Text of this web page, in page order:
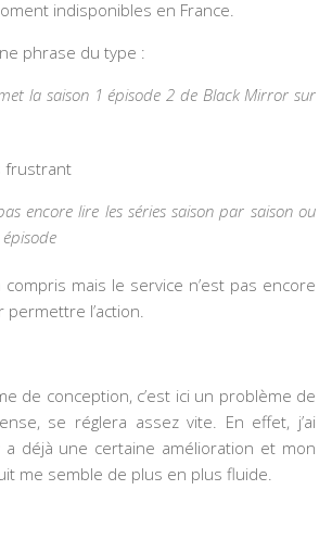
indisponibles en France.
phrase du type :
la saison 1 épisode 2 de Black Mirror sur
frustrant
encore lire les séries saison par saison ou
mais le service n’est pas encore
l’action.
de conception, c’est ici un problème de
se réglera assez vite. En effet, j’ai
a déjà une certaine amélioration et mon
me semble de plus en plus fluide.